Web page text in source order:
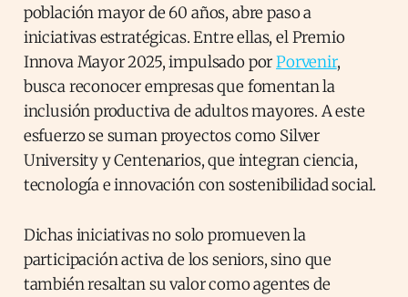
población mayor de 60 años, abre paso a
iniciativas estratégicas. Entre ellas, el Premio
Innova Mayor 2025, impulsado porPorvenir,
busca reconocer empresas que fomentan la
inclusión productiva de adultos mayores. A este
esfuerzo se suman proyectos como Silver
University y Centenarios, que integran ciencia,
tecnología e innovación con sostenibilidad social.
Dichas iniciativas no solo promueven la
participación activa de los seniors, sino que
también resaltan su valor como agentes de